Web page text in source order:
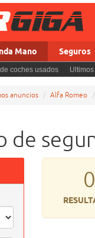
Mano Seguros
coches usados
anuncios Alfa Romeo
de
0